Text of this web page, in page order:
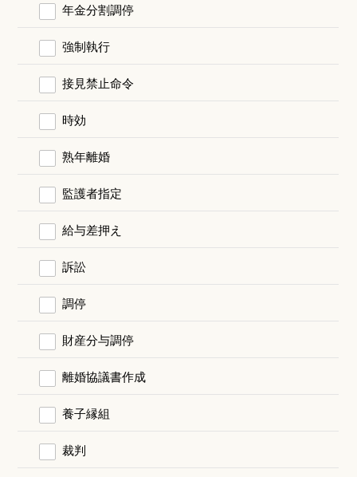
年金分割調停
強制執行
接見禁止命令
時効
熟年離婚
監護者指定
給与差押え
訴訟
調停
財産分与調停
離婚協議書作成
養子縁組
裁判